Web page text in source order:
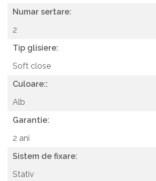
Numar sertare:
2
Tip glisiere:
Soft close
Culoare::
Alb
Garantie:
2 ani
Sistem de fixare:
Stativ